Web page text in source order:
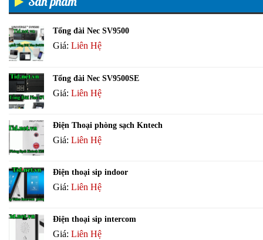
Tổng đài Nec SV9500
Giá: Liên Hệ
Tổng đài Nec SV9500SE
Giá: Liên Hệ
Điện Thoại phòng sạch Kntech
Giá: Liên Hệ
Điện thoại sip indoor
Giá: Liên Hệ
Điện thoại sip intercom
Giá: Liên Hệ